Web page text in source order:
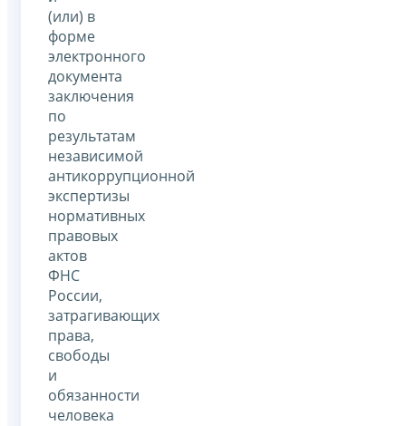
(или) в
форме
электронного
документа
заключения
по
результатам
независимой
антикоррупционной
экспертизы
нормативных
правовых
актов
ФНС
России,
затрагивающих
права,
свободы
и
обязанности
человека